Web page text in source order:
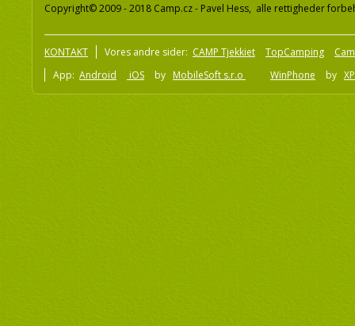
Copyright© 2009 - 2018 Camp.cz - Pavel Hess, alle rettigheder
KONTAKT Vores andre sider: CAMP Tjekkiet TopCamping
App: Android iOS by MobileSoft s.r.o WinPhone by